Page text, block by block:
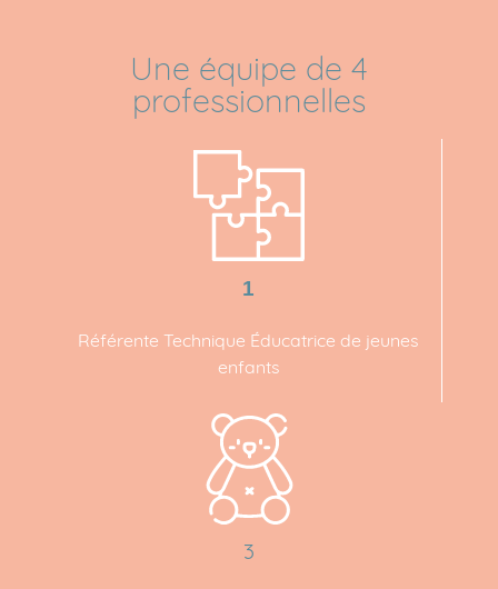
Une équipe de 4
professionnelles
1
Référente Technique Éducatrice de jeunes
enfants
3